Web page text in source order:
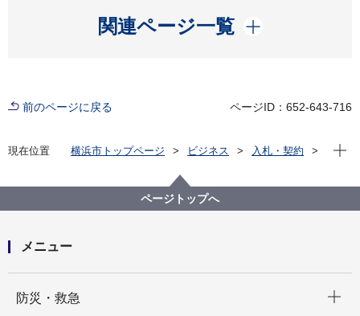
関連ページ一覧
開く
前のページに戻る ページID：652-643-716
現在位置 横浜市トップページ ビジネス
入札・契約
教育委員会事務局
現在
ページトップへ
メニュー
防災・救急